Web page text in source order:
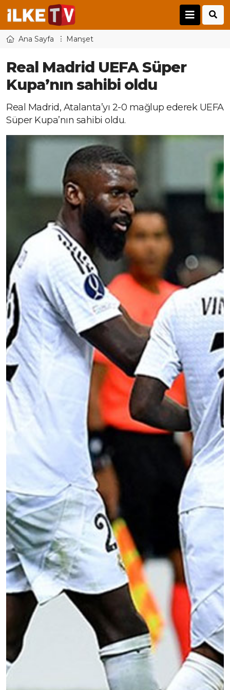
Ana Sayfa Manşet
Real Madrid UEFA Süper
Kupa’nın sahibi oldu
Real Madrid, Atalanta’yı 2-0 mağlup ederek UEFA
Süper Kupa’nın sahibi oldu.